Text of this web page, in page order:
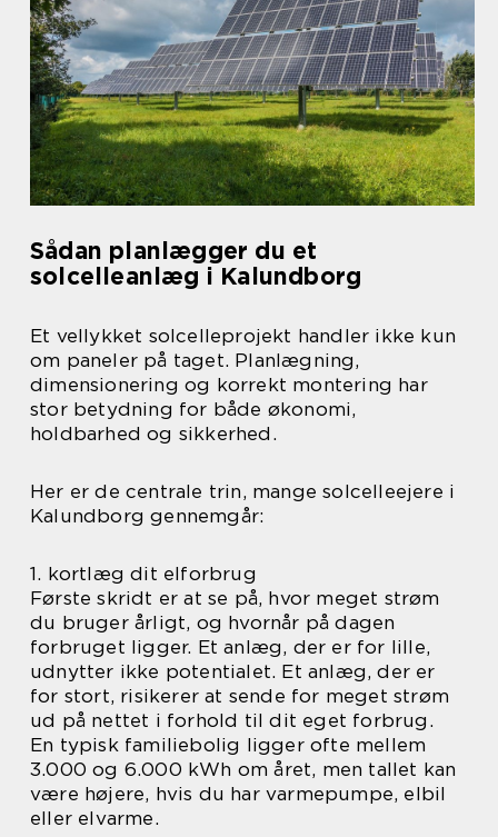
Sådan planlægger du et
solcelleanlæg i Kalundborg
Et vellykket solcelleprojekt handler ikke kun
om paneler på taget. Planlægning,
dimensionering og korrekt montering har
stor betydning for både økonomi,
holdbarhed og sikkerhed.
Her er de centrale trin, mange solcelleejere i
Kalundborg gennemgår:
1. kortlæg dit elforbrug
Første skridt er at se på, hvor meget strøm
du bruger årligt, og hvornår på dagen
forbruget ligger. Et anlæg, der er for lille,
udnytter ikke potentialet. Et anlæg, der er
for stort, risikerer at sende for meget strøm
ud på nettet i forhold til dit eget forbrug.
En typisk familiebolig ligger ofte mellem
3.000 og 6.000 kWh om året, men tallet kan
være højere, hvis du har varmepumpe, elbil
eller elvarme.